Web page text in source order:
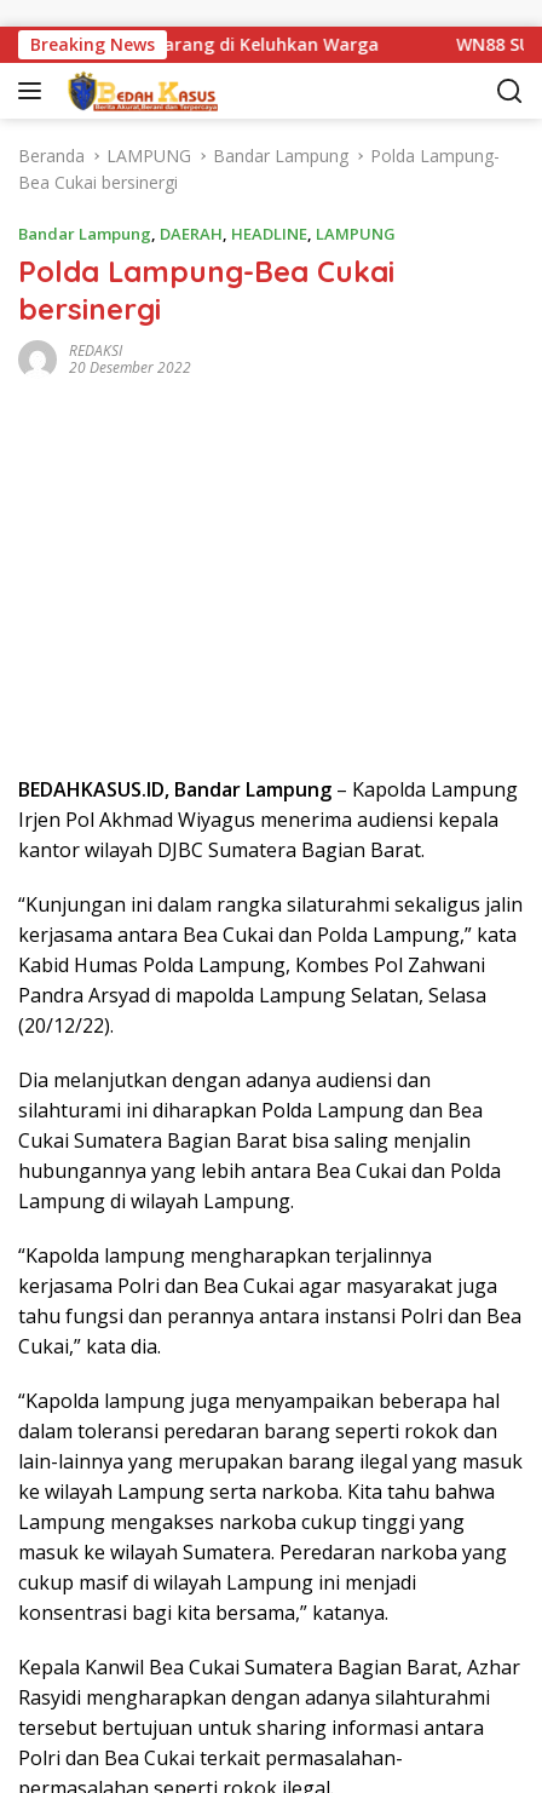
Breaking News
Km 1 Basarang di Keluhkan Warga WN88 SUB
Beranda LAMPUNG Bandar Lampung
Polda Lampung-
Bea Cukai bersinergi
Bandar Lampung, DAERAH, HEADLINE, LAMPUNG
Polda Lampung-Bea Cukai
bersinergi
REDAKSI
20 Desember 2022
BEDAHKASUS.ID, Bandar Lampung – Kapolda Lampung
Irjen Pol Akhmad Wiyagus menerima audiensi kepala
kantor wilayah DJBC Sumatera Bagian Barat.
“Kunjungan ini dalam rangka silaturahmi sekaligus jalin
kerjasama antara Bea Cukai dan Polda Lampung,” kata
Kabid Humas Polda Lampung, Kombes Pol Zahwani
Pandra Arsyad di mapolda Lampung Selatan, Selasa
(20/12/22).
Dia melanjutkan dengan adanya audiensi dan
silahturami ini diharapkan Polda Lampung dan Bea
Cukai Sumatera Bagian Barat bisa saling menjalin
hubungannya yang lebih antara Bea Cukai dan Polda
Lampung di wilayah Lampung.
“Kapolda lampung mengharapkan terjalinnya
kerjasama Polri dan Bea Cukai agar masyarakat juga
tahu fungsi dan perannya antara instansi Polri dan Bea
Cukai,” kata dia.
“Kapolda lampung juga menyampaikan beberapa hal
dalam toleransi peredaran barang seperti rokok dan
lain-lainnya yang merupakan barang ilegal yang masuk
ke wilayah Lampung serta narkoba. Kita tahu bahwa
Lampung mengakses narkoba cukup tinggi yang
masuk ke wilayah Sumatera. Peredaran narkoba yang
cukup masif di wilayah Lampung ini menjadi
konsentrasi bagi kita bersama,” katanya.
Kepala Kanwil Bea Cukai Sumatera Bagian Barat, Azhar
Rasyidi mengharapkan dengan adanya silahturahmi
tersebut bertujuan untuk sharing informasi antara
Polri dan Bea Cukai terkait permasalahan-
permasalahan seperti rokok ilegal.